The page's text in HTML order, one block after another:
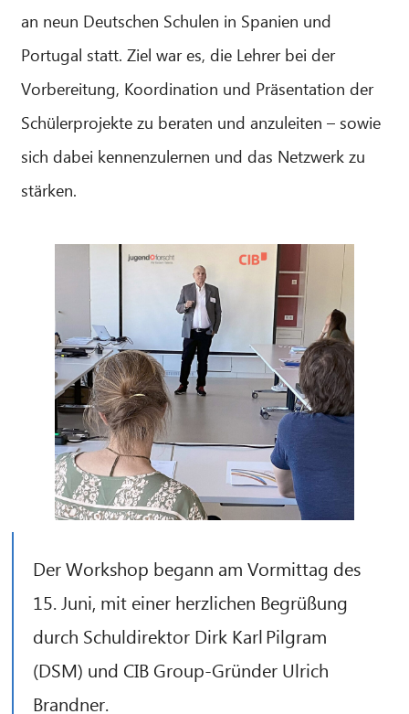
an neun Deutschen Schulen in Spanien und
Portugal statt. Ziel war es, die Lehrer bei der
Vorbereitung, Koordination und Präsentation der
Schülerprojekte zu beraten und anzuleiten – sowie
sich dabei kennenzulernen und das Netzwerk zu
stärken.
Der Workshop begann am Vormittag des
15. Juni, mit einer herzlichen Begrüßung
durch Schuldirektor Dirk Karl Pilgram
(DSM) und CIB Group-Gründer Ulrich
Brandner.
CIB AI ChatBot
Hallo! Was kann ich für Sie tun?